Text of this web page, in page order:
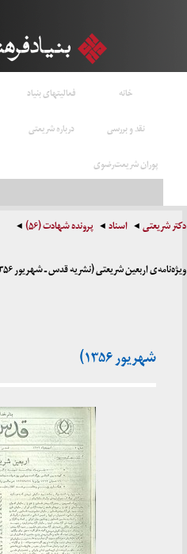
خانه فعالیتهای بنیاد
نقد و بررسی
درباره شریعتی
پوران شریعت‌رضوی
دکتر شریعتی اسناد پرونده شهادت (۵۶)
ویژه‌نامه‌ی اربعین شریعتی (نشریه قدس ـ شهریور ۱۳۵۶)
شهریور ۱۳۵۶)